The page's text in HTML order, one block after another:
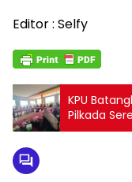
Editor : Selfy
KPU
Pilkada